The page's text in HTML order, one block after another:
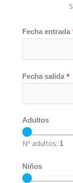
Fecha entrada
Fecha salida *
Adultos
Nº adultos: 1
Niños